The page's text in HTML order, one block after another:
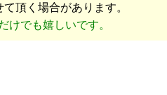
頂く場合があります。
でも嬉しいです。